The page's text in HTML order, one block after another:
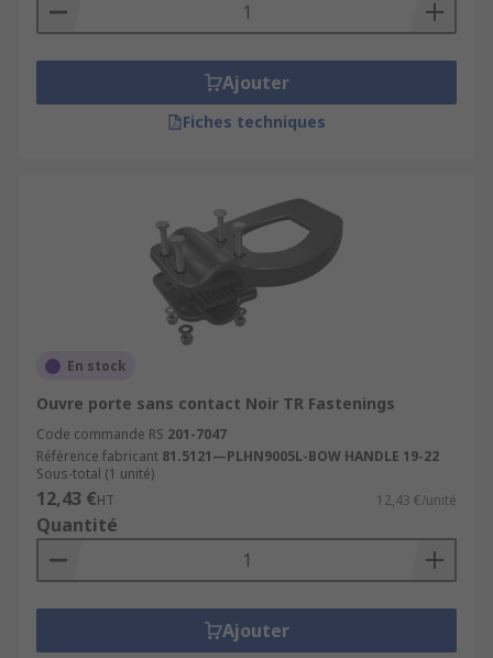
conservée par certains utilisateurs. Elle est
complémentaire à la présence de distributeurs
de gel antibactérien dans les établissement
recevant du public et les lieux de travail.
dans les salles stériles, les blocs opératoires, les
laboratoires de biologie ou tout type d'endroit ou
l'hygiène est primordiale et où il n'est pas
possible de toucher la porte pour l'ouvrir.
Ajouter
Fiches techniques
En stock
Ouvre porte sans contact Noir TR Fastenings
Code commande RS 201-7047
Référence fabricant 81.5121—PLHN9005L-BOW HANDLE 19-22
Sous-total (1 unité)
12,43 €HT 12,43 €/unité
Quantité
Ajouter